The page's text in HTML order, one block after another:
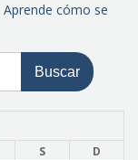
Aprende cómo se
S
D